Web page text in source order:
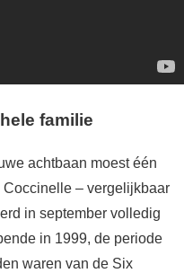
familie
achtbaan moest één
– vergelijkbaar
in september volledig
in 1999, de periode
waren van de Six